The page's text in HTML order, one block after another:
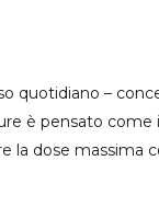
quotidiano –
è pensato
la dose massima